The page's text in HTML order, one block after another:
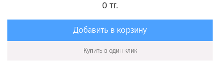
0 тг.
Добавить в корзину
Купить в один клик